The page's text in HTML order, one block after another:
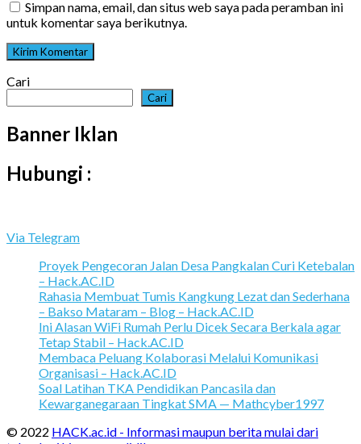
Simpan nama, email, dan situs web saya pada peramban ini
untuk komentar saya berikutnya.
Cari
Cari
Banner Iklan
Hubungi :
Via Telegram
Proyek Pengecoran Jalan Desa Pangkalan Curi Ketebalan
– Hack.AC.ID
Rahasia Membuat Tumis Kangkung Lezat dan Sederhana
– Bakso Mataram – Blog – Hack.AC.ID
Ini Alasan WiFi Rumah Perlu Dicek Secara Berkala agar
Tetap Stabil – Hack.AC.ID
Membaca Peluang Kolaborasi Melalui Komunikasi
Organisasi – Hack.AC.ID
Soal Latihan TKA Pendidikan Pancasila dan
Kewarganegaraan Tingkat SMA — Mathcyber1997
© 2022 HACK.ac.id - Informasi maupun berita mulai dari